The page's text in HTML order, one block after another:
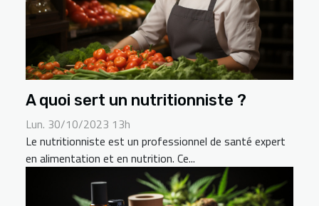
A quoi sert un nutritionniste ?
Lun. 30/10/2023 13h
Le nutritionniste est un professionnel de santé expert
en alimentation et en nutrition. Ce...